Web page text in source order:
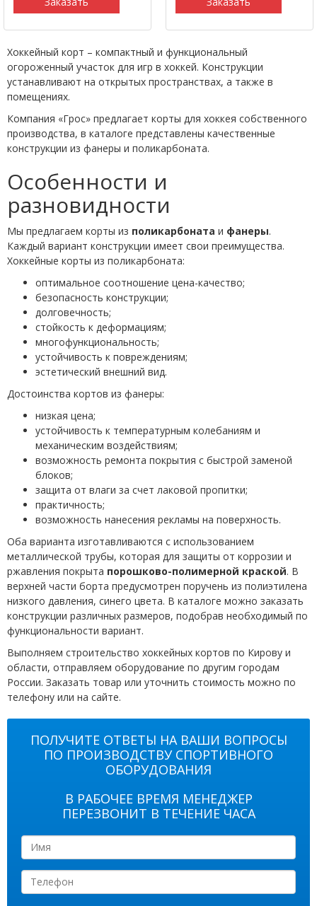
Хоккейный корт – компактный и функциональный
огороженный участок для игр в хоккей. Конструкции
устанавливают на открытых пространствах, а также в
помещениях.
Компания «Грос» предлагает корты для хоккея собственного
производства, в каталоге представлены качественные
конструкции из фанеры и поликарбоната.
Особенности и
разновидности
Мы предлагаем корты из поликарбоната и фанеры.
Каждый вариант конструкции имеет свои преимущества.
Хоккейные корты из поликарбоната:
оптимальное соотношение цена-качество;
безопасность конструкции;
долговечность;
стойкость к деформациям;
многофункциональность;
устойчивость к повреждениям;
эстетический внешний вид.
Достоинства кортов из фанеры:
низкая цена;
устойчивость к температурным колебаниям и
механическим воздействиям;
возможность ремонта покрытия с быстрой заменой
блоков;
защита от влаги за счет лаковой пропитки;
практичность;
возможность нанесения рекламы на поверхность.
Оба варианта изготавливаются с использованием
металлической трубы, которая для защиты от коррозии и
ржавления покрыта порошково-полимерной краской. В
верхней части борта предусмотрен поручень из полиэтилена
низкого давления, синего цвета. В каталоге можно заказать
конструкции различных размеров, подобрав необходимый по
функциональности вариант.
Выполняем строительство хоккейных кортов по Кирову и
области, отправляем оборудование по другим городам
России. Заказать товар или уточнить стоимость можно по
телефону или на сайте.
ПОЛУЧИТЕ ОТВЕТЫ НА ВАШИ ВОПРОСЫ
ПО ПРОИЗВОДСТВУ СПОРТИВНОГО
ОБОРУДОВАНИЯ
В РАБОЧЕЕ ВРЕМЯ МЕНЕДЖЕР
ПЕРЕЗВОНИТ В ТЕЧЕНИЕ ЧАСА